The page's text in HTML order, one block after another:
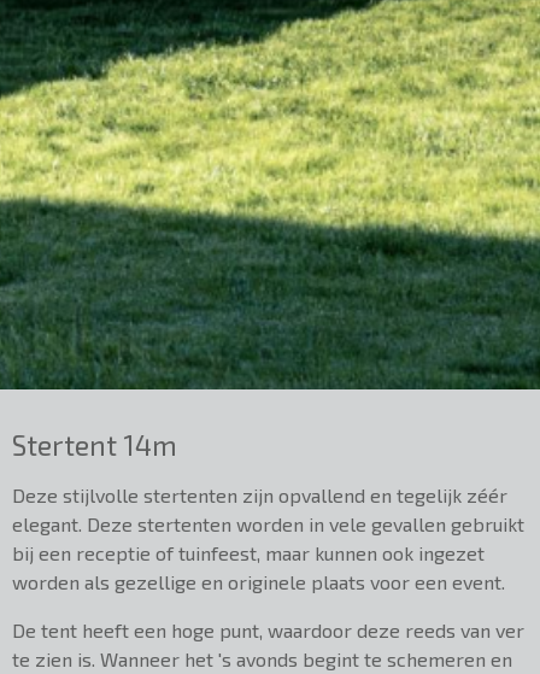
Stertent 14m
Deze stijlvolle stertenten zijn opvallend en tegelijk zéér
elegant. Deze stertenten worden in vele gevallen gebruikt
bij een receptie of tuinfeest, maar kunnen ook ingezet
worden als gezellige en originele plaats voor een event.
De tent heeft een hoge punt, waardoor deze reeds van ver
te zien is. Wanneer het 's avonds begint te schemeren en